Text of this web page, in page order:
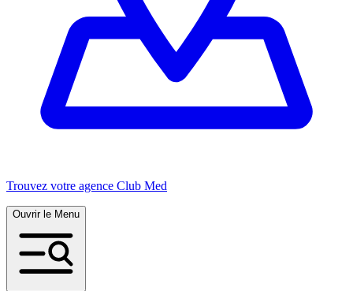
Trouvez votre agence Club Med
Ouvrir le Menu